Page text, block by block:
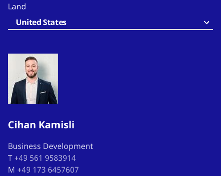
Land
United States
Cihan Kamisli
Business Development
T +49 561 9583914
M +49 173 6457607